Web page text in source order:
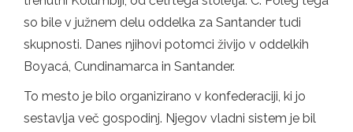
so bile v južnem delu oddelka za Santander tudi
skupnosti. Danes njihovi potomci živijo v oddelkih
Boyacá, Cundinamarca in Santander.
To mesto je bilo organizirano v konfederaciji, ki jo
sestavlja več gospodinj. Njegov vladni sistem je bil